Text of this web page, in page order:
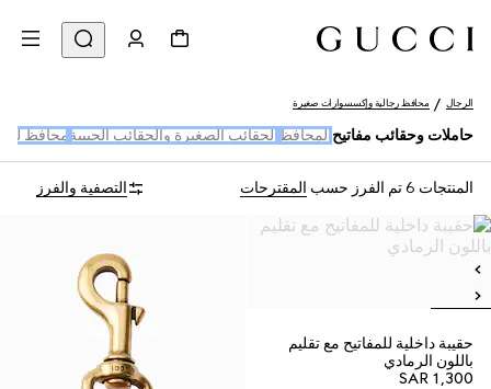
الرجال محافظ رجالية وإكسسوارات صغيرة
حاملات وحقائب مفاتيح المحافظ الحقائب الصغيرة والحقائب الجيبية محافظ
المنتجات 6 تم الفرز حسب المقترحات التصفية والفرز
حقيبة داخلية للمفاتيح مع تقليم
باللون الرمادي
SAR 1,300